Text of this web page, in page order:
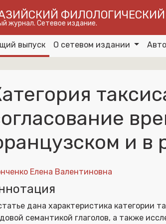
журнал. Сетевое издание.
выпуск О сетевом издании
и в
Елена Валентиновна
дана характеристика категории
семантикой глаголов, а также